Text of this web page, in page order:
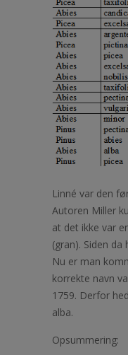
Linné var den
Autoren Miller
at det ikke var
(gran). Siden
Nu er man
korrekte navn
1759. Derfor
alba.
Opsummering: